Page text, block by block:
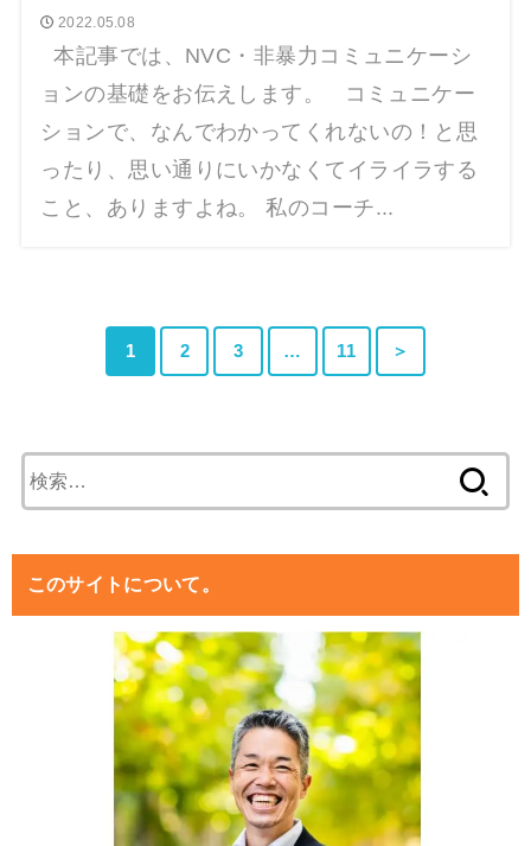
2022.05.08
本記事では、NVC・非暴力コミュニケーシ
ョンの基礎をお伝えします。 コミュニケー
ションで、なんでわかってくれないの！と思
ったり、思い通りにいかなくてイライラする
こと、ありますよね。 私のコーチ...
1 2 3 … 11 ＞
索:
このサイトについて。